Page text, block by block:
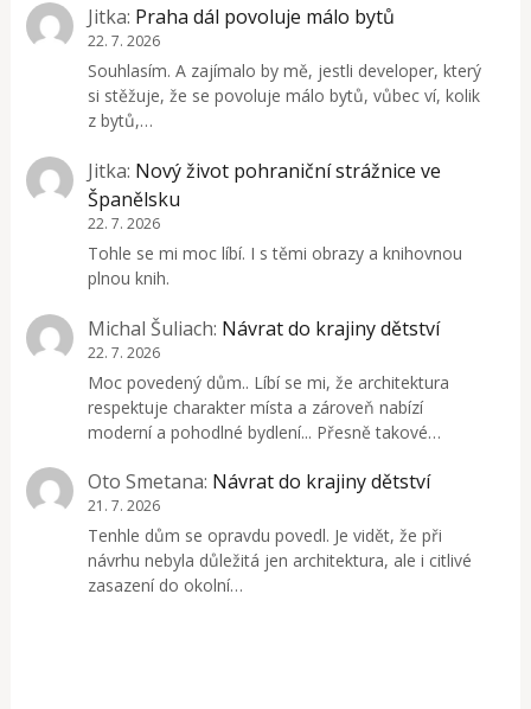
Jitka: Praha dál povoluje málo bytů
22. 7. 2026
Souhlasím. A zajímalo by mě, jestli developer, který
si stěžuje, že se povoluje málo bytů, vůbec ví, kolik
z bytů,…
Jitka: Nový život pohraniční strážnice ve
Španělsku
22. 7. 2026
Tohle se mi moc líbí. I s těmi obrazy a knihovnou
plnou knih.
Michal Šuliach: Návrat do krajiny dětství
22. 7. 2026
Moc povedený dům.. Líbí se mi, že architektura
respektuje charakter místa a zároveň nabízí
moderní a pohodlné bydlení... Přesně takové…
Oto Smetana: Návrat do krajiny dětství
21. 7. 2026
Tenhle dům se opravdu povedl. Je vidět, že při
návrhu nebyla důležitá jen architektura, ale i citlivé
zasazení do okolní…